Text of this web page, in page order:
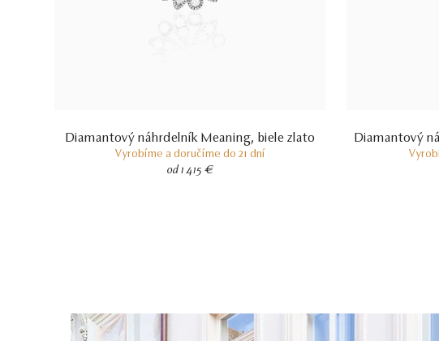
Diamantový náhrdelník Meaning, biele zlato
Vyrobíme a doručíme do 21 dní
od 1 415 €
Diamantový